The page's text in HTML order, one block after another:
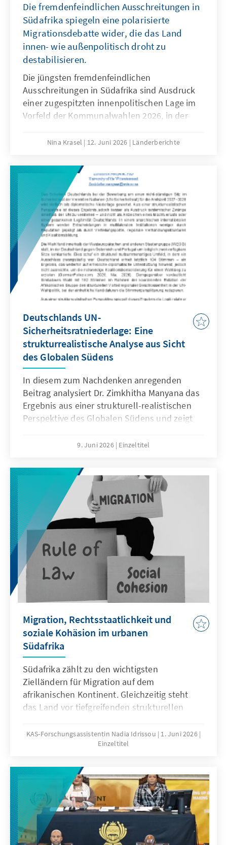
Die fremdenfeindlichen Ausschreitungen in
Südafrika spiegeln eine polarisierte
Migrationsdebatte wider, die das Land
innen- wie außenpolitisch droht zu
destabilisieren.
Die jüngsten fremdenfeindlichen
Ausschreitungen in Südafrika sind Ausdruck
einer zugespitzten innenpolitischen Lage im
Vorfeld der Kommunalwahlen 2026, in der
werden durch sozioökonomischen Druck,
die Mobilisierung entsprechender radikaler
Gruppierungen verstärkt. Zugleich bergen sie
erhebliche innen- und außenpolitische
Risiken, insbesondere für die Stabilität des
Landes und seine Beziehungen zu
afrikanischen Partnern.
Nina Krasel 12. Juni 2026 Länderberichte
Deutschlands UN-
Sicherheitsratniederlage: Eine
strukturrealistis­che Analyse aus Sicht
des Globalen Südens
In diesem zum Nachdenken anregenden
Beitrag analysiert Dr. Zimkhitha Manyana das
Ergebnis aus einer strukturell-realistischen
Perspektive des Globalen Südens und zeigt
Koalitionspolitik die Entscheidungsprozesse
9. Juni 2026 Einzeltitel
Migration, Rechtsstaatlichkeit und
soziale Kohäsion im urbanen
Südafrika
Südafrika zählt zu den wichtigsten
Zielländern für Migration auf dem
afrikanischen Kontinent. Gleichzeitig steht
das Land vor tiefgreifenden strukturellen
Arbeitslosenquote von 42,1 Prozent,
ausgeprägter sozialer Ungleichheit,
verbreitetem Misstrauen gegenüber
staatlichen Institutionen.
KAS-Forschungsassistentin Nadia Idrissou
1. Juni 2026
Einzeltitel